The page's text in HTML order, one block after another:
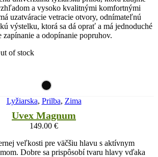
a vysoko kvalitnými komfortnými
uzatváracie vetracie otvory, odnímateľnú
výstelku, ktorá sa dá oprať a má jednoduché
zapínanie a odopínanie popruhov.
of stock
Lyžiarska, Prilba, Zima
Uvex Magnum
149.00 €
veľkosti pre väčšiu hlavu s aktívnym
Dobre sa prispôsobí tvaru hlavy vďaka